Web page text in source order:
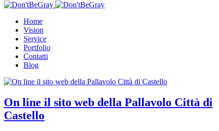
Home
Vision
Service
Portfolio
Contatti
Blog
On line il sito web della Pallavolo Città di
Castello